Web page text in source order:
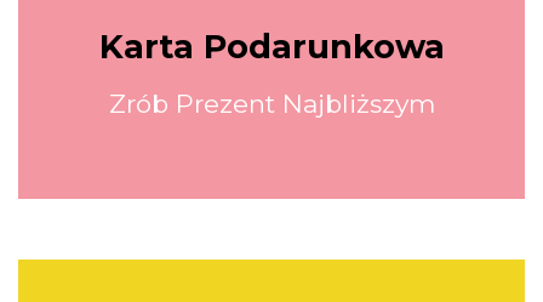
Karta Podarunkowa
Zrób Prezent Najbliższym